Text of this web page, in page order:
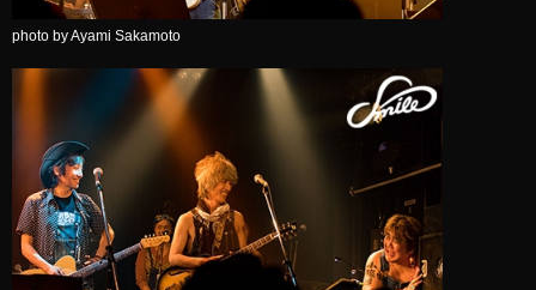
photo by Ayami Sakamoto